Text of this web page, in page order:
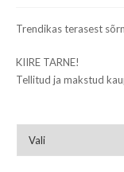
€ 75.00.
Trendikas terasest
KIIRE TARNE!
Tellitud ja makstud